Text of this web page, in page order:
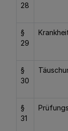
28
§
29
§
30
§
31